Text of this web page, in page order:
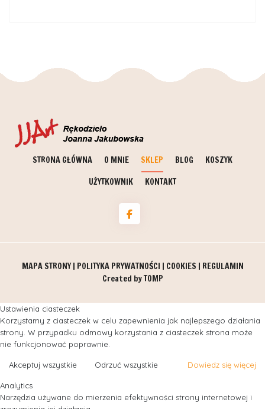
STRONA GŁÓWNA O MNIE SKLEP BLOG
KOSZYK
UŻYTKOWNIK
KONTAKT
MAPA STRONY| POLITYKA PRYWATNOŚCI | COOKIES | REGULAMIN
Created byTOMP
Ustawienia ciasteczek
Korzystamy z ciasteczek w celu zapewnienia jak najlepszego działania
strony. W przypadku odmowy korzystania z ciasteczek strona może
nie funkcjonować poprawnie.
Akceptuj wszystkie Odrzuć wszystkie Dowiedz się więcej
Analytics
Narzędzia używane do mierzenia efektywności strony internetowej i